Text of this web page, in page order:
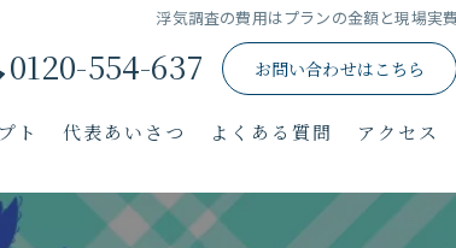
浮気調査の費用はプランの金額と現場実
0120-554-637 お問い合わせはこちら
ト 代表あいさつ よくある質問 アクセス